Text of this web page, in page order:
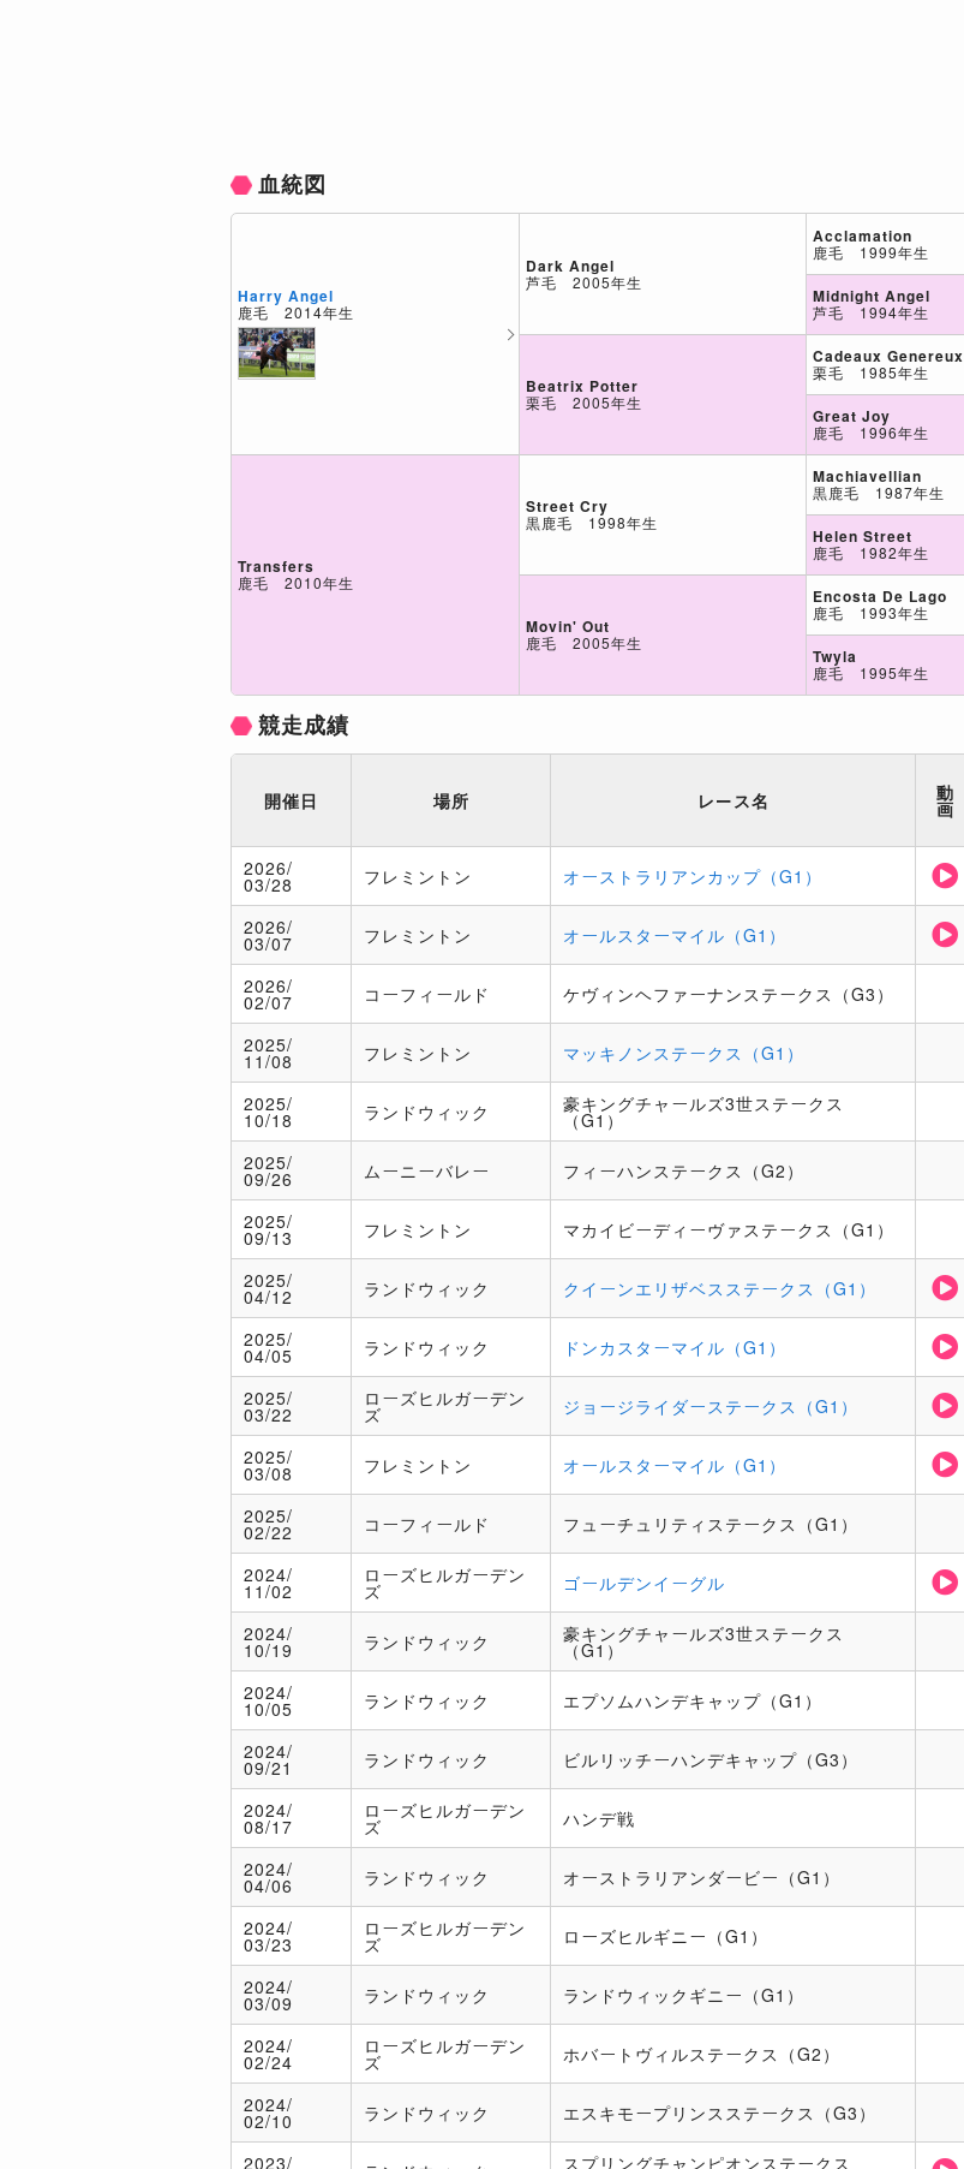
血統図
Harry Angel
鹿毛 2014年生
Transfers
鹿毛 2010年生
Dark Angel
芦毛 2005年生
Beatrix Potter
栗毛 2005年生
Street Cry
黒鹿毛 1998年生
Movin' Out
鹿毛 2005年生
Acclamation
鹿毛 1999年生
Midnight Angel
芦毛 1994年生
Cadeaux Genereux
栗毛 1985年生
Great Joy
鹿毛 1996年生
Machiavellian
黒鹿毛 1987年生
Helen Street
鹿毛 1982年生
Encosta De Lago
鹿毛 1993年生
Twyla
鹿毛 1995年生
競走成績
開催日 場所 レース名 動
画
2026/
03/28 フレミントン オーストラリアンカップ（G1）
2026/
03/07 フレミントン オールスターマイル（G1）
2026/
02/07 コーフィールド ケヴィンヘファーナンステークス（G3）
2025/
11/08 フレミントン マッキノンステークス（G1）
2025/
10/18 ランドウィック 豪キングチャールズ3世ステークス
（G1）
2025/
09/26 ムーニーバレー フィーハンステークス（G2）
2025/
09/13 フレミントン マカイビーディーヴァステークス（G1）
2025/
04/12 ランドウィック クイーンエリザベスステークス（G1）
2025/
04/05 ランドウィック ドンカスターマイル（G1）
2025/
03/22
ローズヒルガーデン
ズ ジョージライダーステークス（G1）
2025/
03/08 フレミントン オールスターマイル（G1）
2025/
02/22 コーフィールド フューチュリティステークス（G1）
2024/
11/02
ローズヒルガーデン
ズ ゴールデンイーグル
2024/
10/19 ランドウィック 豪キングチャールズ3世ステークス
（G1）
2024/
10/05 ランドウィック エプソムハンデキャップ（G1）
2024/
09/21 ランドウィック ビルリッチーハンデキャップ（G3）
2024/
08/17
ローズヒルガーデン
ズ ハンデ戦
2024/
04/06 ランドウィック オーストラリアンダービー（G1）
2024/
03/23
ローズヒルガーデン
ズ ローズヒルギニー（G1）
2024/
03/09 ランドウィック ランドウィックギニー（G1）
2024/
02/24
ローズヒルガーデン
ズ ホバートヴィルステークス（G2）
2024/
02/10 ランドウィック エスキモープリンスステークス（G3）
2023/ スプリングチャンピオンステークス